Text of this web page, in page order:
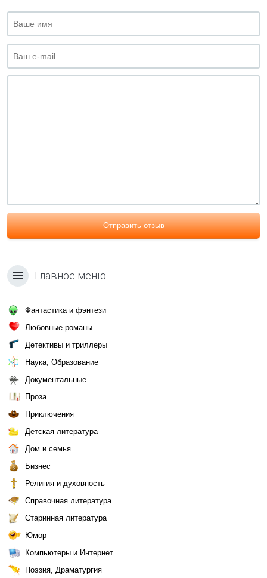
Отправить отзыв
Главное меню
Фантастика и фэнтези
Любовные романы
Детективы и триллеры
Наука, Образование
Документальные
Проза
Приключения
Детская литература
Дом и семья
Бизнес
Религия и духовность
Справочная литература
Старинная литература
Юмор
Компьютеры и Интернет
Поэзия, Драматургия